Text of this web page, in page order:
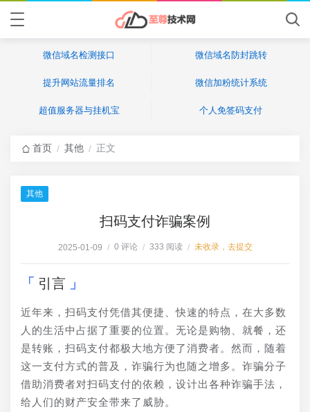
微信域名检测接口 微信域名防封跳转
提升网站流量排名 微信加粉统计系统
超值服务器与挂机宝 个人免签码支付
首页 / 其他 / 正文
其他
扫码支付诈骗案例
2025-01-09 / 0 评论 / 333 阅读 / 未收录，去提交
引言
近年来，扫码支付凭借其便捷、快速的特点，在大多数
人的生活中占据了重要的位置。无论是购物、就餐，还
是转账，扫码支付都极大地方便了消费者。然而，随着
这一支付方式的普及，诈骗行为也随之增多。诈骗分子
借助消费者对扫码支付的依赖，设计出各种诈骗手法，
给人们的财产安全带来了威胁。